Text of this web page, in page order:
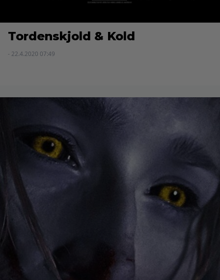
Tordenskjold & Kold
- 22.4.2020 07:49